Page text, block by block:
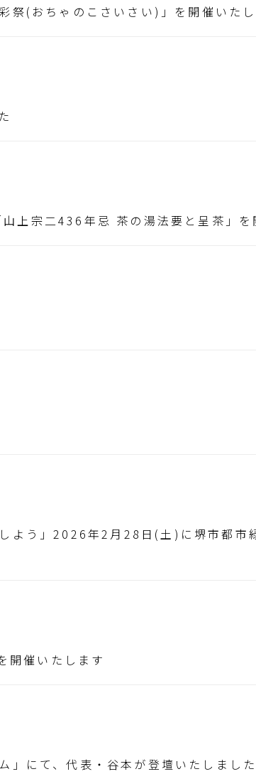
祭(おちゃのこさいさい)」を開催いたし
上宗二436年忌 茶の湯法要と呈茶」を
よう」2026年2月28日(土)に堺市都市
開催いたします
」にて、代表・谷本が登壇いたしました